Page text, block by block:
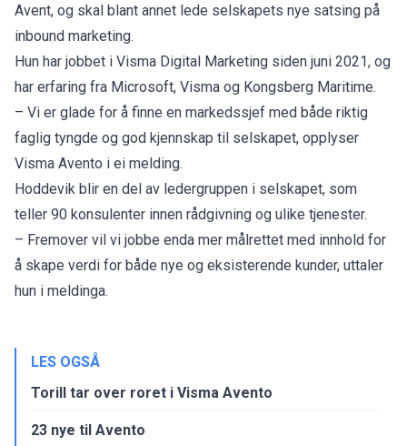
Avent, og skal blant annet lede selskapets nye satsing på
inbound marketing.
Hun har jobbet i Visma Digital Marketing siden juni 2021, og
har erfaring fra Microsoft, Visma og Kongsberg Maritime.
– Vi er glade for å finne en markedssjef med både riktig
faglig tyngde og god kjennskap til selskapet, opplyser
Visma Avento i ei melding.
Hoddevik blir en del av ledergruppen i selskapet, som
teller 90 konsulenter innen rådgivning og ulike tjenester.
– Fremover vil vi jobbe enda mer målrettet med innhold for
å skape verdi for både nye og eksisterende kunder, uttaler
hun i meldinga.
LES OGSÅ
Torill tar over roret i Visma Avento
23 nye til Avento